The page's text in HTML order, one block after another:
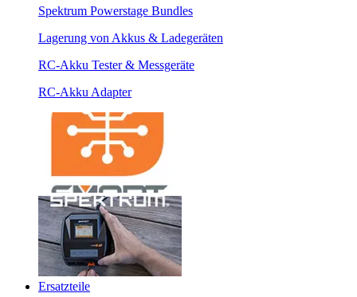
Spektrum Powerstage Bundles
Lagerung von Akkus & Ladegeräten
RC-Akku Tester & Messgeräte
RC-Akku Adapter
Ersatzteile